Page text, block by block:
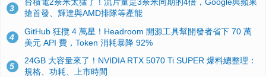
3
台積電2奈米太猛了！流片量是3奈米同期的4倍，Google與蘋果
搶首發、輝達與AMD排隊等產能
4
GitHub 狂攬 4 萬星！Headroom 開源工具幫開發者省下 70 萬
美元 API 費，Token 消耗暴降 92%
5
24GB 大容量來了！NVIDIA RTX 5070 Ti SUPER 爆料總整理：
規格、功耗、上市時間